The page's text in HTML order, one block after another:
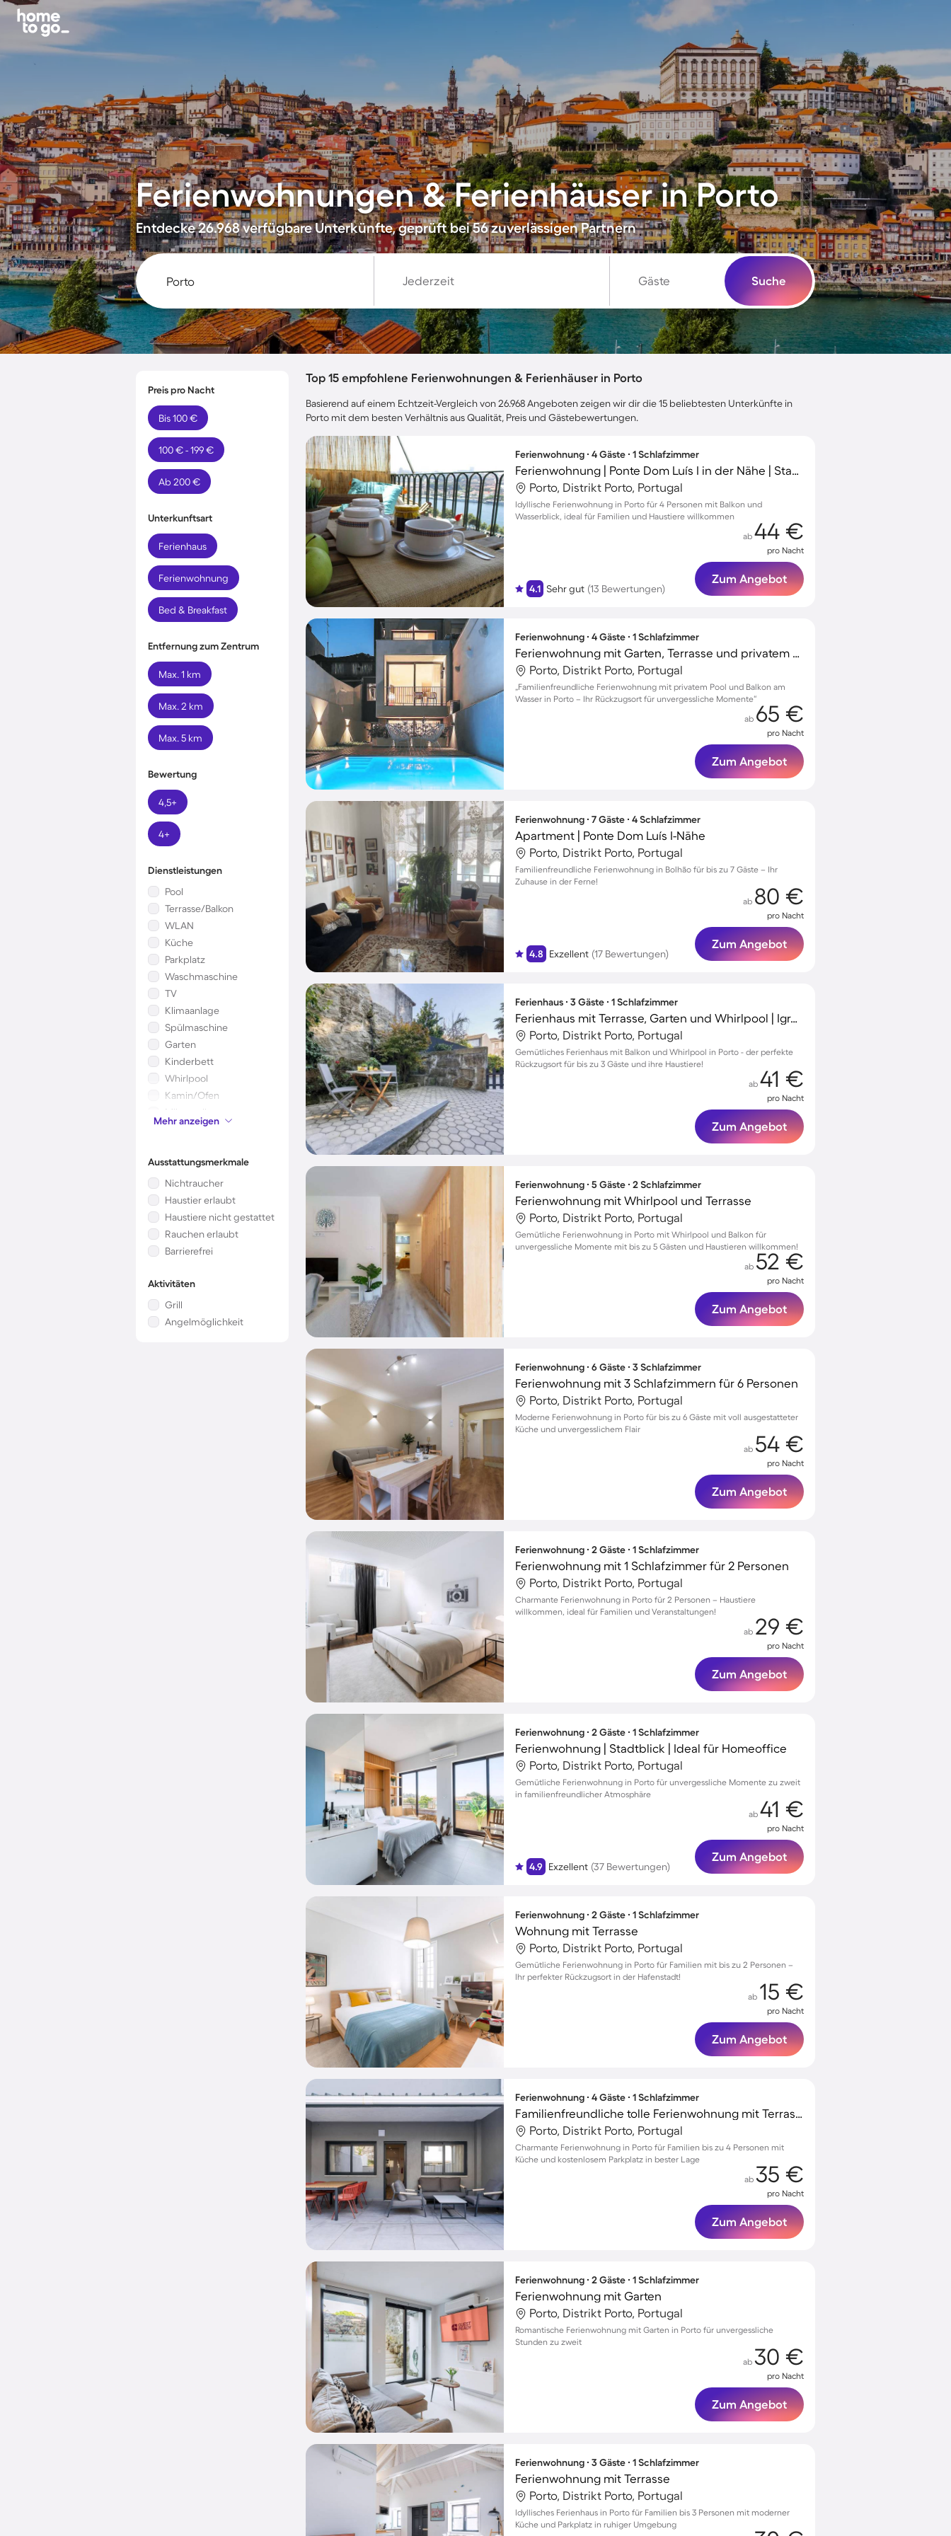
Ferienwohnungen & Ferienhäuser in Porto
Entdecke 26.968 verfügbare Unterkünfte, geprüft bei 56 zuverlässigen Partnern
Jederzeit Gäste Suche
Preis pro Nacht
Bis 100 €
100 € - 199 €
Ab 200 €
Unterkunftsart
Ferienhaus
Ferienwohnung
Bed & Breakfast
Entfernung zum Zentrum
Max. 1 km
Max. 2 km
Max. 5 km
Bewertung
4,5+
4+
Dienstleistungen
Pool
Terrasse/Balkon
WLAN
Küche
Parkplatz
Waschmaschine
TV
Klimaanlage
Spülmaschine
Garten
Kinderbett
Whirlpool
Kamin/Ofen
Mikrowelle
Mehr anzeigen
Ausstattungsmerkmale
Nichtraucher
Haustier erlaubt
Haustiere nicht gestattet
Rauchen erlaubt
Barrierefrei
Aktivitäten
Grill
Angelmöglichkeit
Top 15 empfohlene Ferienwohnungen & Ferienhäuser in Porto
Basierend auf einem Echtzeit-Vergleich von 26.968 Angeboten zeigen wir dir die 15 beliebtesten Unterkünfte in
Porto mit dem besten Verhältnis aus Qualität, Preis und Gästebewertungen.
Ferienwohnung ∙ 4 Gäste ∙ 1 Schlafzimmer
Ferienwohnung | Ponte Dom Luís I in der Nähe | Stadtblick
Porto, Distrikt Porto, Portugal
Idyllische Ferienwohnung in Porto für 4 Personen mit Balkon und
Wasserblick, ideal für Familien und Haustiere willkommen
4.1 Sehr gut (13 Bewertungen)
ab 44 €
pro Nacht
Zum Angebot
Ferienwohnung ∙ 4 Gäste ∙ 1 Schlafzimmer
Ferienwohnung mit Garten, Terrasse und privatem Pool | Kathedrale von Porto-Nähe | Stadtblick
Porto, Distrikt Porto, Portugal
„Familienfreundliche Ferienwohnung mit privatem Pool und Balkon am
Wasser in Porto – Ihr Rückzugsort für unvergessliche Momente“
ab 65 €
pro Nacht
Zum Angebot
Ferienwohnung ∙ 7 Gäste ∙ 4 Schlafzimmer
Apartment | Ponte Dom Luís I-Nähe
Porto, Distrikt Porto, Portugal
Familienfreundliche Ferienwohnung in Bolhão für bis zu 7 Gäste – Ihr
Zuhause in der Ferne!
4.8 Exzellent (17 Bewertungen)
ab 80 €
pro Nacht
Zum Angebot
Ferienhaus ∙ 3 Gäste ∙ 1 Schlafzimmer
Ferienhaus mit Terrasse, Garten und Whirlpool | Igreja dos Clérigos-Nähe
Porto, Distrikt Porto, Portugal
Gemütliches Ferienhaus mit Balkon und Whirlpool in Porto - der perfekte
Rückzugsort für bis zu 3 Gäste und ihre Haustiere!
ab 41 €
pro Nacht
Zum Angebot
Ferienwohnung ∙ 5 Gäste ∙ 2 Schlafzimmer
Ferienwohnung mit Whirlpool und Terrasse
Porto, Distrikt Porto, Portugal
Gemütliche Ferienwohnung in Porto mit Whirlpool und Balkon für
unvergessliche Momente mit bis zu 5 Gästen und Haustieren willkommen!
ab 52 €
pro Nacht
Zum Angebot
Ferienwohnung ∙ 6 Gäste ∙ 3 Schlafzimmer
Ferienwohnung mit 3 Schlafzimmern für 6 Personen
Porto, Distrikt Porto, Portugal
Moderne Ferienwohnung in Porto für bis zu 6 Gäste mit voll ausgestatteter
Küche und unvergesslichem Flair
ab 54 €
pro Nacht
Zum Angebot
Ferienwohnung ∙ 2 Gäste ∙ 1 Schlafzimmer
Ferienwohnung mit 1 Schlafzimmer für 2 Personen
Porto, Distrikt Porto, Portugal
Charmante Ferienwohnung in Porto für 2 Personen – Haustiere
willkommen, ideal für Familien und Veranstaltungen!
ab 29 €
pro Nacht
Zum Angebot
Ferienwohnung ∙ 2 Gäste ∙ 1 Schlafzimmer
Ferienwohnung | Stadtblick | Ideal für Homeoffice
Porto, Distrikt Porto, Portugal
Gemütliche Ferienwohnung in Porto für unvergessliche Momente zu zweit
in familienfreundlicher Atmosphäre
4.9 Exzellent (37 Bewertungen)
ab 41 €
pro Nacht
Zum Angebot
Ferienwohnung ∙ 2 Gäste ∙ 1 Schlafzimmer
Wohnung mit Terrasse
Porto, Distrikt Porto, Portugal
Gemütliche Ferienwohnung in Porto für Familien mit bis zu 2 Personen –
Ihr perfekter Rückzugsort in der Hafenstadt!
ab 15 €
pro Nacht
Zum Angebot
Ferienwohnung ∙ 4 Gäste ∙ 1 Schlafzimmer
Familienfreundliche tolle Ferienwohnung mit Terrasse
Porto, Distrikt Porto, Portugal
Charmante Ferienwohnung in Porto für Familien bis zu 4 Personen mit
Küche und kostenlosem Parkplatz in bester Lage
ab 35 €
pro Nacht
Zum Angebot
Ferienwohnung ∙ 2 Gäste ∙ 1 Schlafzimmer
Ferienwohnung mit Garten
Porto, Distrikt Porto, Portugal
Romantische Ferienwohnung mit Garten in Porto für unvergessliche
Stunden zu zweit
ab 30 €
pro Nacht
Zum Angebot
Ferienwohnung ∙ 3 Gäste ∙ 1 Schlafzimmer
Ferienwohnung mit Terrasse
Porto, Distrikt Porto, Portugal
Idyllisches Ferienhaus in Porto für Familien bis 3 Personen mit moderner
Küche und Parkplatz in ruhiger Umgebung